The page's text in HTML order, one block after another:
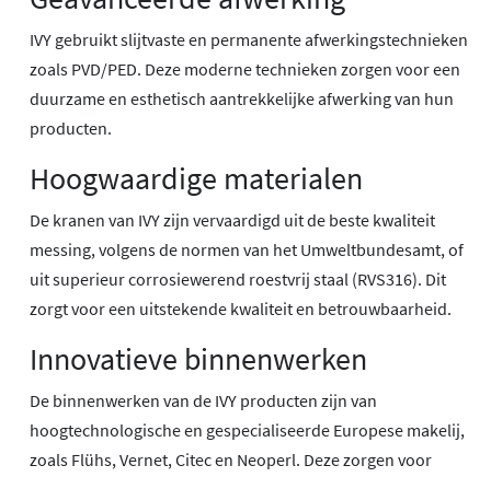
IVY gebruikt slijtvaste en permanente afwerkingstechnieken
zoals PVD/PED. Deze moderne technieken zorgen voor een
duurzame en esthetisch aantrekkelijke afwerking van hun
producten.
Hoogwaardige materialen
De kranen van IVY zijn vervaardigd uit de beste kwaliteit
messing, volgens de normen van het Umweltbundesamt, of
uit superieur corrosiewerend roestvrij staal (RVS316). Dit
zorgt voor een uitstekende kwaliteit en betrouwbaarheid.
Innovatieve binnenwerken
De binnenwerken van de IVY producten zijn van
hoogtechnologische en gespecialiseerde Europese makelij,
zoals Flühs, Vernet, Citec en Neoperl. Deze zorgen voor